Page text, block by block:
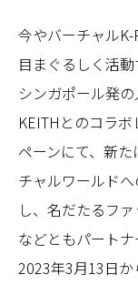
今やバーチャル
目まぐるしく活
シンガポール発
KEITHとのコラ
ペーンにて、新
チャルワールド
し、名だたるフ
などともパート
2023年3月13日か